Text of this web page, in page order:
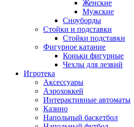
Женские
Мужские
Сноуборды
Стойки и подставки
Cтойки подставки
Фигурное катание
Коньки фигурные
Чехлы для лезвий
Игротека
Аксессуары
Аэрохоккей
Интерактивные автоматы
Казино
Напольный баскетбол